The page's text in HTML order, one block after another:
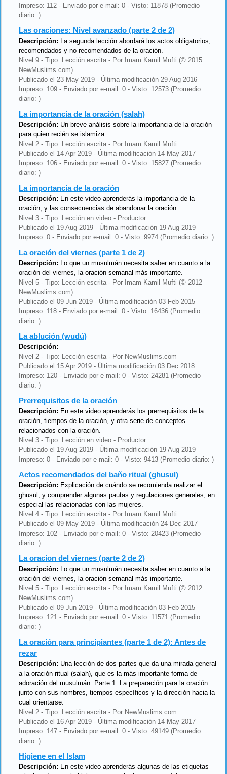
Impreso: 112 - Enviado por e-mail: 0 - Visto: 11878 (Promedio
diario: )
Las oraciones: Nivel avanzado (parte 2 de 2)
Descripción: La segunda lección abordará los actos obligatorios,
recomendados y no recomendados de la oración.
Nivel 9 - Tipo: Lección escrita - Por Imam Kamil Mufti (© 2015
NewMuslims.com)
Publicado el 23 May 2019 - Última modificación 29 Aug 2016
Impreso: 109 - Enviado por e-mail: 0 - Visto: 12573 (Promedio
diario: )
La importancia de la oración (salah)
Descripción: Un breve análisis sobre la importancia de la oración
para quien recién se islamiza.
Nivel 2 - Tipo: Lección escrita - Por Imam Kamil Mufti
Publicado el 14 Apr 2019 - Última modificación 14 May 2017
Impreso: 106 - Enviado por e-mail: 0 - Visto: 15827 (Promedio
diario: )
La importancia de la oración
Descripción: En este video aprenderás la importancia de la
oración, y las consecuencias de abandonar la oración.
Nivel 3 - Tipo: Lección en video - Productor
Publicado el 19 Aug 2019 - Última modificación 19 Aug 2019
Impreso: 0 - Enviado por e-mail: 0 - Visto: 9974 (Promedio diario: )
La oración del viernes (parte 1 de 2)
Descripción: Lo que un musulmán necesita saber en cuanto a la
oración del viernes, la oración semanal más importante.
Nivel 5 - Tipo: Lección escrita - Por Imam Kamil Mufti (© 2012
NewMuslims.com)
Publicado el 09 Jun 2019 - Última modificación 03 Feb 2015
Impreso: 118 - Enviado por e-mail: 0 - Visto: 16436 (Promedio
diario: )
La ablución (wudú)
Descripción:
Nivel 2 - Tipo: Lección escrita - Por NewMuslims.com
Publicado el 15 Apr 2019 - Última modificación 03 Dec 2018
Impreso: 120 - Enviado por e-mail: 0 - Visto: 24281 (Promedio
diario: )
Prerrequisitos de la oración
Descripción: En este video aprenderás los prerrequisitos de la
oración, tiempos de la oración, y otra serie de conceptos
relacionados con la oración.
Nivel 3 - Tipo: Lección en video - Productor
Publicado el 19 Aug 2019 - Última modificación 19 Aug 2019
Impreso: 0 - Enviado por e-mail: 0 - Visto: 9413 (Promedio diario: )
Actos recomendados del baño ritual (ghusul)
Descripción: Explicación de cuándo se recomienda realizar el
ghusul, y comprender algunas pautas y regulaciones generales, en
especial las relacionadas con las mujeres.
Nivel 4 - Tipo: Lección escrita - Por Imam Kamil Mufti
Publicado el 09 May 2019 - Última modificación 24 Dec 2017
Impreso: 102 - Enviado por e-mail: 0 - Visto: 20423 (Promedio
diario: )
La oracion del viernes (parte 2 de 2)
Descripción: Lo que un musulmán necesita saber en cuanto a la
oración del viernes, la oración semanal más importante.
Nivel 5 - Tipo: Lección escrita - Por Imam Kamil Mufti (© 2012
NewMuslims.com)
Publicado el 09 Jun 2019 - Última modificación 03 Feb 2015
Impreso: 121 - Enviado por e-mail: 0 - Visto: 11571 (Promedio
diario: )
La oración para principiantes (parte 1 de 2): Antes de
rezar
Descripción: Una lección de dos partes que da una mirada general
a la oración ritual (salah), que es la más importante forma de
adoración del musulmán. Parte 1: La preparación para la oración
junto con sus nombres, tiempos específicos y la dirección hacia la
cual orientarse.
Nivel 2 - Tipo: Lección escrita - Por NewMuslims.com
Publicado el 16 Apr 2019 - Última modificación 14 May 2017
Impreso: 147 - Enviado por e-mail: 0 - Visto: 49149 (Promedio
diario: )
Higiene en el Islam
Descripción: En este video aprenderás algunas de las etiquetas